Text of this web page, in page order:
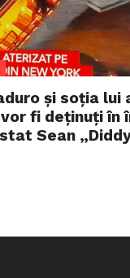
și soția lui
vor fi deținuți în
Sean